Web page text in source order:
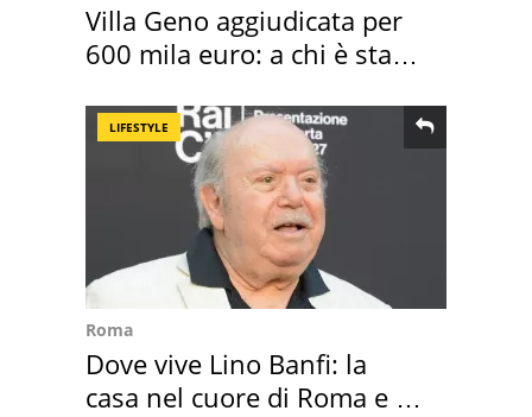
Villa Geno aggiudicata per
600 mila euro: a chi è stata
LIFESTYLE
Roma
Dove vive Lino Banfi: la
casa nel cuore di Roma e i